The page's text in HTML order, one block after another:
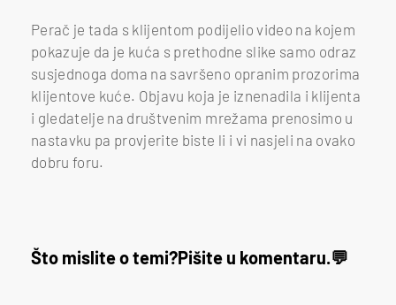
Perač je tada s klijentom podijelio video na kojem
pokazuje da je kuća s prethodne slike samo odraz
susjednoga doma na savršeno opranim prozorima
klijentove kuće. Objavu koja je iznenadila i klijenta
i gledatelje na društvenim mrežama prenosimo u
nastavku pa provjerite biste li i vi nasjeli na ovako
dobru foru.
Što mislite o temi?Pišite u komentaru.